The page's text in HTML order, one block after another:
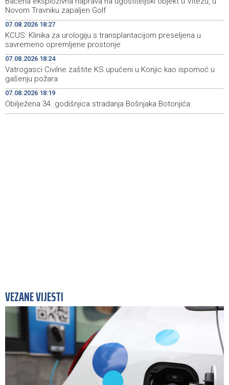
18:58
Fire breaks out across more than 40 hectares in Grude,
firefighters and Air Tractors on the ground
18:55
Zelenski doputovao u Beograd, sutra sastanak s
Vučićem
18:32
Second Air Tractor joins firefighting efforts in Konjic,
third expected on Saturday
Novom Travniku zapaljen Golf
07.08.2026 18:27
KCUS: Klinika za urologiju s transplantacijom preseljena u
savremeno opremljene prostorije
07.08.2026 18:24
Vatrogasci Civilne zaštite KS upućeni u Konjic kao ispomoć u
gašenju požara
07.08.2026 18:19
Obilježena 34. godišnjica stradanja Bošnjaka Botonjića
VEZANE VIJESTI